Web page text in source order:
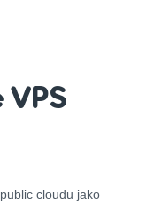
VPS
cloudu jako